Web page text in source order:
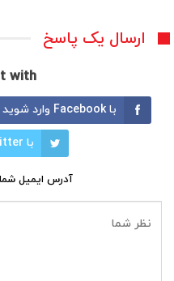
ارسال یک پاسخ
with:
با Facebook وارد شوید
با Twitter وارد شوید
آدرس ایمیل